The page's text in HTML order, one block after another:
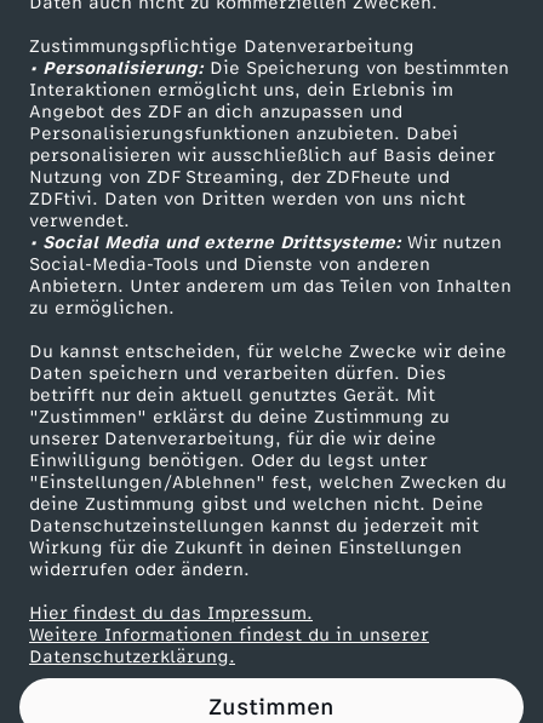
Zustimmungspflichtige Datenverarbeitung
• Personalisierung:Die Speicherung von bestimmten
Interaktionen ermöglicht uns, dein Erlebnis im
Angebot des ZDF an dich anzupassen und
Personalisierungsfunktionen anzubieten. Dabei
personalisieren wir ausschließlich auf Basis deiner
Nutzung von ZDF Streaming, der ZDFheute und
ZDFtivi. Daten von Dritten werden von uns nicht
verwendet.
• Social Media und externe Drittsysteme:Wir nutzen
Social-Media-Tools und Dienste von anderen
Anbietern. Unter anderem um das Teilen von Inhalten
zu ermöglichen.
Du kannst entscheiden, für welche Zwecke wir deine
Daten speichern und verarbeiten dürfen. Dies
betrifft nur dein aktuell genutztes Gerät. Mit
"Zustimmen" erklärst du deine Zustimmung zu
unserer Datenverarbeitung, für die wir deine
Einwilligung benötigen. Oder du legst unter
"Einstellungen/Ablehnen" fest, welchen Zwecken du
deine Zustimmung gibst und welchen nicht. Deine
Datenschutzeinstellungen kannst du jederzeit mit
Wirkung für die Zukunft in deinen Einstellungen
widerrufen oder ändern.
Hier findest du das Impressum.
Weitere Informationen findest du in unserer
Datenschutzerklärung.
Zustimmen
i
r
t
e
n
:
G
e
m
e
i
n
ZDFtext
Livestreams
Sendungen A-Z
TV-Programm
Tickets
Zuschauerservice
Hilfe
ZDF Unternehmen
Karriere
ZDF goes Schule
Werbefernsehen
Mainzelmännchen
Partner